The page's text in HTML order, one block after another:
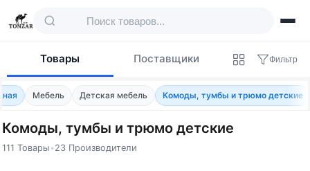
Товары Поставщики Фильтр
Мебель Детская мебель Комоды, тумбы и трюмо детские
Комоды, тумбы и трюмо детские
111 Товары •23 Производители